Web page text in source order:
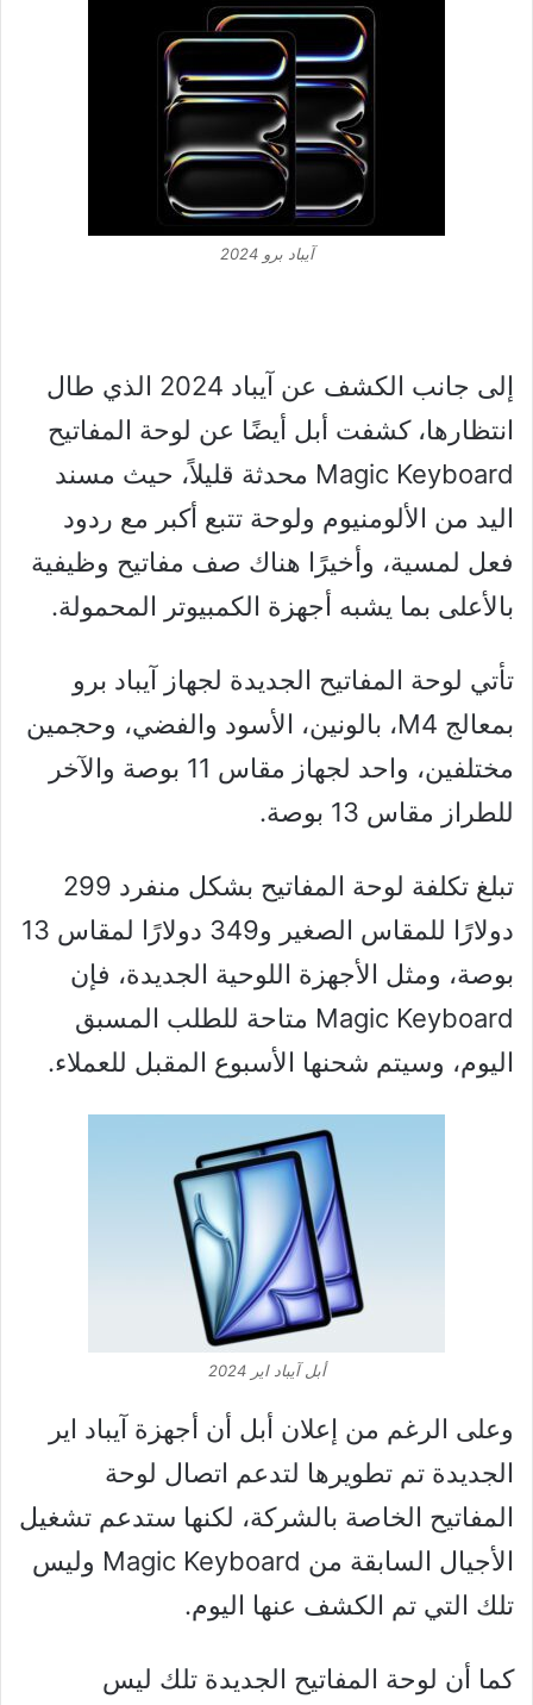
آيباد برو 2024
إلى جانب الكشف عن آيباد 2024 الذي طال
انتظارها، كشفت أبل أيضًا عن لوحة المفاتيح
Magic Keyboard محدثة قليلاً، حيث مسند
اليد من الألومنيوم ولوحة تتبع أكبر مع ردود
فعل لمسية، وأخيرًا هناك صف مفاتيح وظيفية
بالأعلى بما يشبه أجهزة الكمبيوتر المحمولة.
تأتي لوحة المفاتيح الجديدة لجهاز آيباد برو
بمعالج M4، بالونين، الأسود والفضي، وحجمين
مختلفين، واحد لجهاز مقاس 11 بوصة والآخر
للطراز مقاس 13 بوصة.
تبلغ تكلفة لوحة المفاتيح بشكل منفرد 299
دولارًا للمقاس الصغير و349 دولارًا لمقاس 13
بوصة، ومثل الأجهزة اللوحية الجديدة، فإن
Magic Keyboard متاحة للطلب المسبق
اليوم، وسيتم شحنها الأسبوع المقبل للعملاء.
أبل آيباد اير 2024
وعلى الرغم من إعلان أبل أن أجهزة آيباد اير
الجديدة تم تطويرها لتدعم اتصال لوحة
المفاتيح الخاصة بالشركة، لكنها ستدعم تشغيل
الأجيال السابقة من Magic Keyboard وليس
تلك التي تم الكشف عنها اليوم.
كما أن لوحة المفاتيح الجديدة تلك ليس